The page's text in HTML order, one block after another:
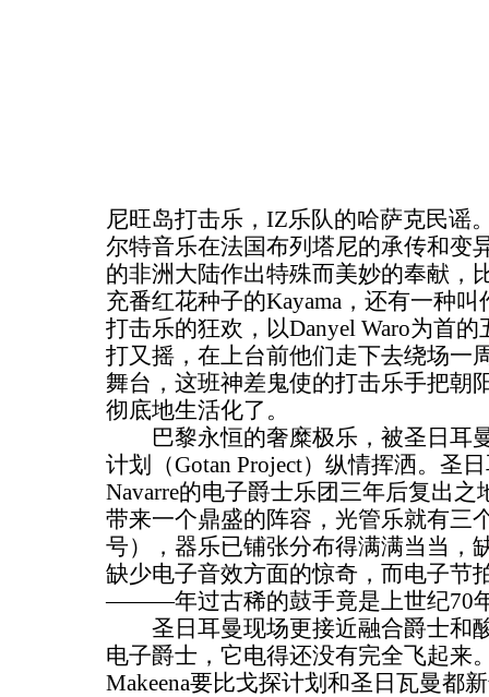
尼旺岛打击乐，IZ乐队的哈萨克民谣
尔特音乐在法国布列塔尼的承传和变
的非洲大陆作出特殊而美妙的奉献，
充番红花种子的Kayama，还有一种
打击乐的狂欢，以Danyel Waro为首
打又摇，在上台前他们走下去绕场一
舞台，这班神差鬼使的打击乐手把朝
彻底地生活化了。
巴黎永恒的奢糜极乐，被圣日耳曼
计划（Gotan Project）纵情挥洒。圣
Navarre的电子爵士乐团三年后复出
带来一个鼎盛的阵容，光管乐就有三
号），器乐已铺张分布得满满当当，
缺少电子音效方面的惊奇，而电子节
———年过古稀的鼓手竟是上世纪70
圣日耳曼现场更接近融合爵士和酸
电子爵士，它电得还没有完全飞起来
Makeena要比戈探计划和圣日瓦曼都